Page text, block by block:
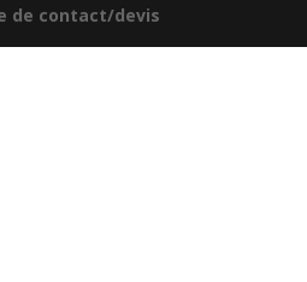
de contact/devis